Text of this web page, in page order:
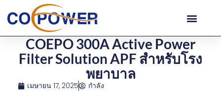
COEPO 300A Active Power
Filter Solution APF สำหรับโรง
พยาบาล
เมษายน 17, 2025 กำลัง